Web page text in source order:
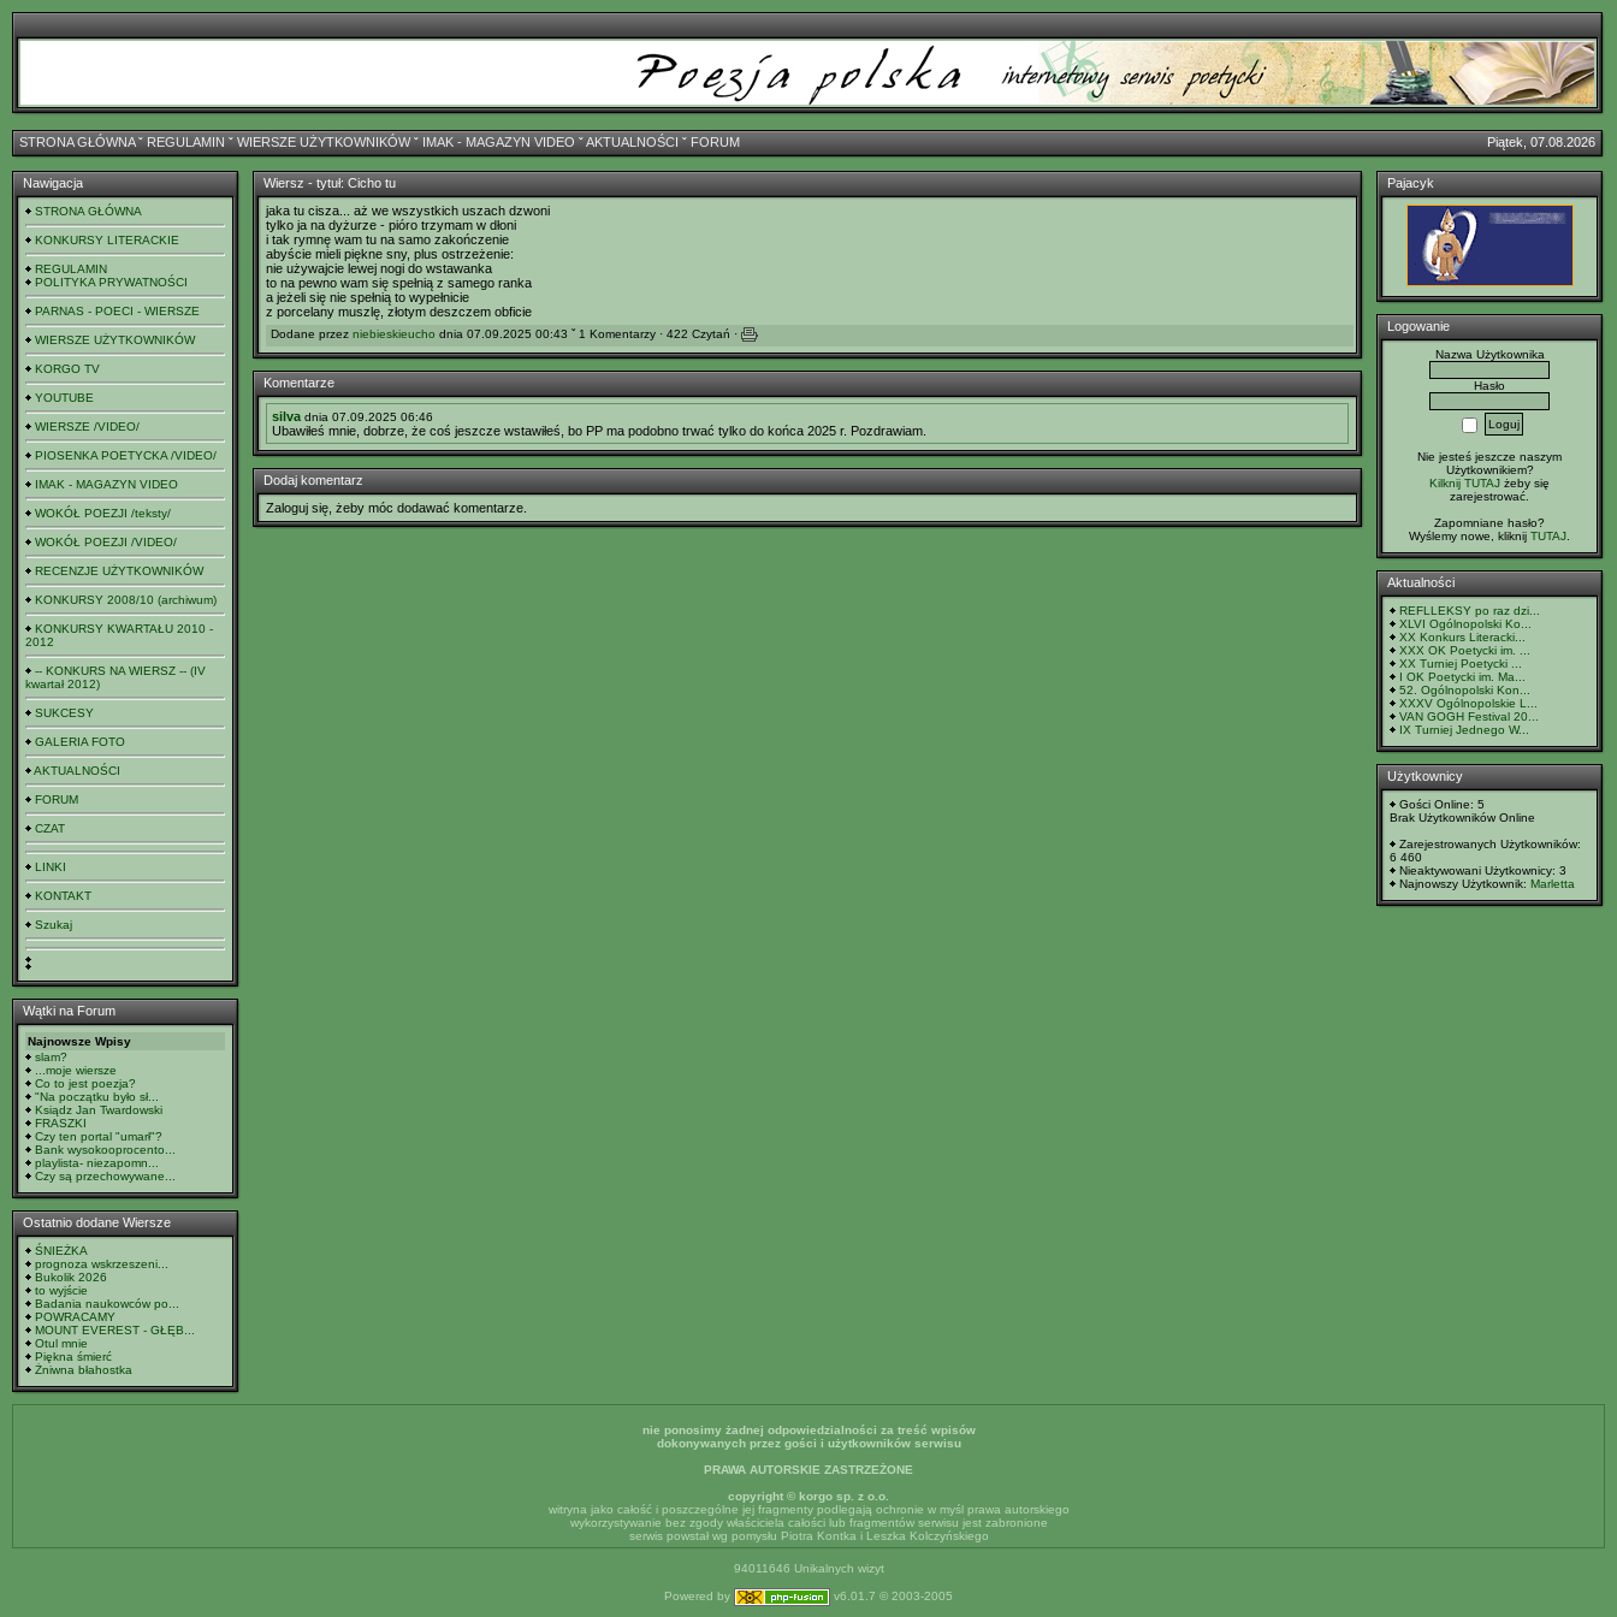
STRONA GŁÓWNAˇ REGULAMIN ˇ WIERSZE UŻYTKOWNIKÓWˇ IMAK - MAGAZYN VIDEO ˇAKTUALNOŚCI ˇ FORUM Piątek, 07.08.2026
Nawigacja
STRONA GŁÓWNA
KONKURSY LITERACKIE
REGULAMIN
POLITYKA PRYWATNOŚCI
PARNAS - POECI - WIERSZE
WIERSZE UŻYTKOWNIKÓW
KORGO TV
YOUTUBE
WIERSZE /VIDEO/
PIOSENKA POETYCKA /VIDEO/
IMAK - MAGAZYN VIDEO
WOKÓŁ POEZJI /teksty/
WOKÓŁ POEZJI /VIDEO/
RECENZJE UŻYTKOWNIKÓW
KONKURSY 2008/10 (archiwum)
KONKURSY KWARTAŁU 2010 -
2012
-- KONKURS NA WIERSZ -- (IV
kwartał 2012)
SUKCESY
GALERIA FOTO
AKTUALNOŚCI
FORUM
CZAT
LINKI
KONTAKT
Szukaj
Wątki na Forum
Najnowsze Wpisy
slam?
...moje wiersze
Co to jest poezja?
"Na początku było sł...
Ksiądz Jan Twardowski
FRASZKI
Czy ten portal "umarł"?
Bank wysokooprocento...
playlista- niezapomn...
Czy są przechowywane...
Ostatnio dodane Wiersze
ŚNIEŻKA
prognoza wskrzeszeni...
Bukolik 2026
to wyjście
Badania naukowców po...
POWRACAMY
MOUNT EVEREST - GŁĘB...
Otul mnie
Piękna śmierć
Żniwna błahostka
Wiersz - tytuł: Cicho tu
jaka tu cisza... aż we wszystkich uszach dzwoni
tylko ja na dyżurze - pióro trzymam w dłoni
i tak rymnę wam tu na samo zakończenie
abyście mieli piękne sny, plus ostrzeżenie:
nie używajcie lewej nogi do wstawanka
to na pewno wam się spełnią z samego ranka
a jeżeli się nie spełnią to wypełnicie
z porcelany muszlę, złotym deszczem obficie
Dodane przez niebieskieucho dnia 07.09.2025 00:43 ˇ 1 Komentarzy · 422 Czytań ·
Komentarze
silva dnia 07.09.2025 06:46
Ubawiłeś mnie, dobrze, że coś jeszcze wstawiłeś, bo PP ma podobno trwać tylko do końca 2025 r. Pozdrawiam.
Dodaj komentarz
Zaloguj się, żeby móc dodawać komentarze.
Pajacyk
Logowanie
Nazwa Użytkownika
Hasło
Nie jesteś jeszcze naszym
Użytkownikiem?
Kilknij TUTAJ żeby się
zarejestrować.
Zapomniane hasło?
Wyślemy nowe, kliknij TUTAJ
Aktualności
REFLLEKSY po raz dzi...
XLVI Ogólnopolski Ko...
XX Konkurs Literacki...
XXX OK Poetycki im. ...
XX Turniej Poetycki ...
I OK Poetycki im. Ma...
52. Ogólnopolski Kon...
XXXV Ogólnopolskie L...
VAN GOGH Festival 20...
IX Turniej Jednego W...
Użytkownicy
Gości Online: 5
Brak Użytkowników Online
Zarejestrowanych Użytkowników:
6 460
Nieaktywowani Użytkownicy: 3
Najnowszy Użytkownik: Marletta
nie ponosimy żadnej odpowiedzialności za treść wpisów
dokonywanych przez gości i użytkowników serwisu
PRAWA AUTORSKIE ZASTRZEŻONE
copyright © korgo sp. z o.o.
witryna jako całość i poszczególne jej fragmenty podlegają ochronie w myśl prawa autorskiego
wykorzystywanie bez zgody właściciela całości lub fragmentów serwisu jest zabronione
serwis powstał wg pomysłu Piotra Kontka i Leszka Kolczyńskiego
94011646 Unikalnych wizyt
Powered by v6.01.7 © 2003-2005